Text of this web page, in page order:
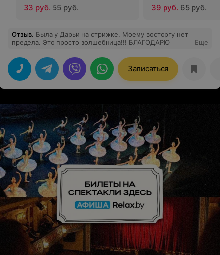
33 руб. 55 руб.
39 руб. 65 руб.
Отзыв. Была у Дарьи на стрижке. Моему восторгу нет
предела. Это просто волшебница!!! БЛАГОДАРЮ
Еще
Записаться